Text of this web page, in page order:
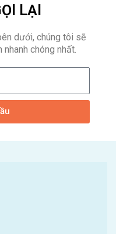
LẠI
dưới, chúng tôi sẽ
chóng nhất.